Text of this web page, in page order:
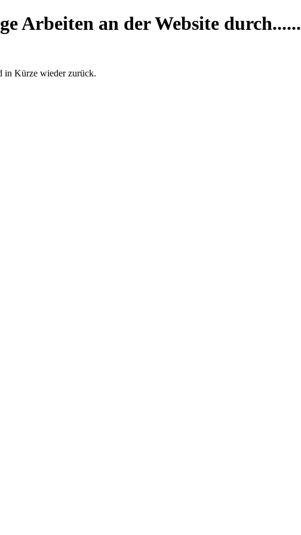
Arbeiten an der Website durch......
in Kürze wieder zurück.